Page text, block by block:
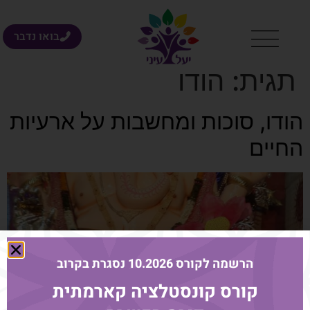
בואו נדבר
תגית: הודו
הודו, סוכות ומחשבות על ארעיות
החיים
הרשמה לקורס 10.2026 נסגרת בקרוב
קורס קונסטלציה קארמתית